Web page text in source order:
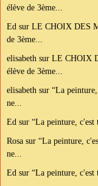
élève de 3ème...
Ed sur LE CHOIX DES
de 3ème...
elisabeth sur LE CHOIX
élève de 3ème...
elisabeth sur “La
ne...
Ed sur “La peinture, c'est
Rosa sur “La peinture,
ne...
Ed sur “La peinture, c'est